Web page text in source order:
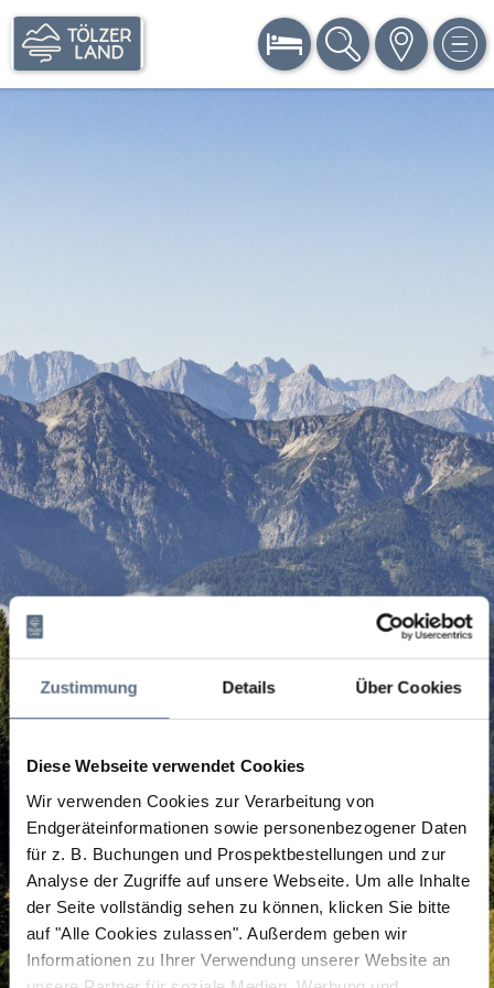
Zustimmung Details Über Cookies
Diese Webseite verwendet Cookies
Wir verwenden Cookies zur Verarbeitung von
Endgeräteinformationen sowie personenbezogener Daten
für z. B. Buchungen und Prospektbestellungen und zur
Analyse der Zugriffe auf unsere Webseite.
Um alle Inhalte
der Seite vollständig sehen zu können, klicken Sie bitte
auf "Alle Cookies zulassen". Außerdem geben wir
Informationen zu Ihrer Verwendung unserer Website an
BUCHEN SUCHE KARTE